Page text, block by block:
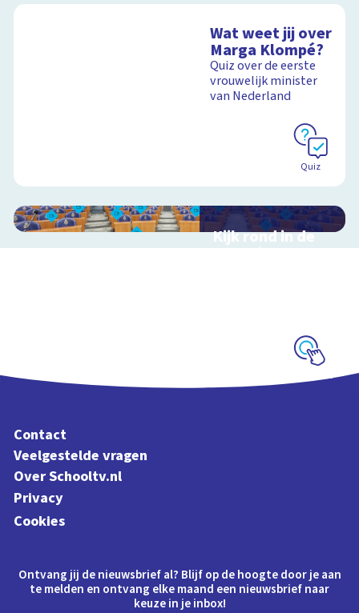
Wat weet jij over
Marga Klompé?
Quiz over de eerste
vrouwelijk minister
van Nederland
Quiz
Kijk rond in de
Tweede Kamer
Schoolplaat
Contact
Veelgestelde vragen
Over Schooltv.nl
Privacy
Cookies
Ontvang jij de nieuwsbrief al? Blijf op de hoogte door je aan
te melden en ontvang elke maand een nieuwsbrief naar
keuze in je inbox!